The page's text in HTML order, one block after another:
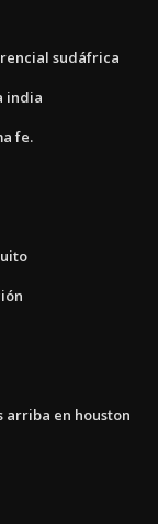
sudáfrica
india
fe.
arriba en houston